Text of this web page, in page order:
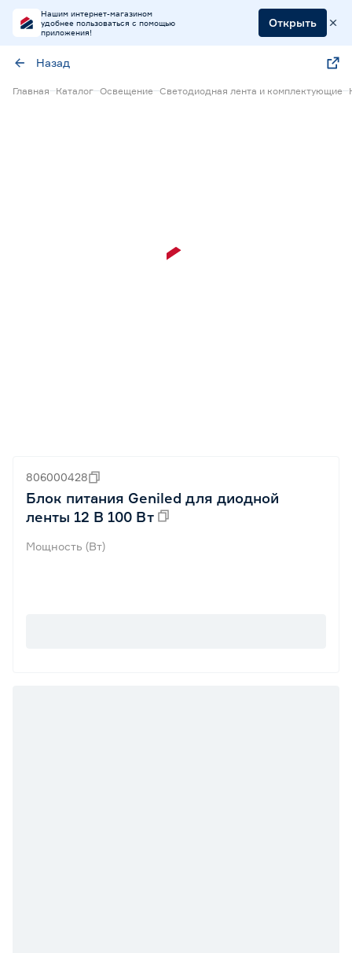
Нашим интернет-магазином
удобнее пользоваться с помощью
приложения!
Открыть
Назад
Главная Каталог Освещение Светодиодная лента и комплектующие
806000428
Блок питания Geniled для диодной
ленты 12 В 100 Вт
Мощность (Вт)